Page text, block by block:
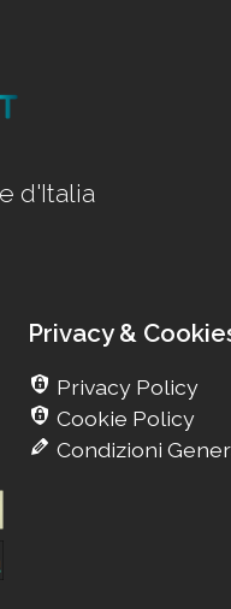
d'Italia
Privacy &
Privacy Policy
Cookie Policy
Condizioni